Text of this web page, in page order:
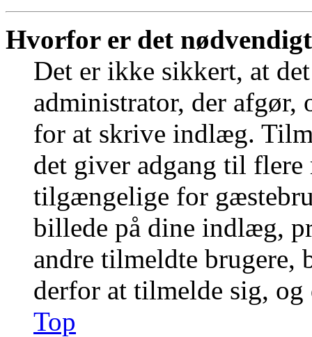
Hvorfor er det
Det er ikke sikkert, at
administrator, der afgør,
for at skrive indlæg.
det giver adgang til
tilgængelige for
billede på dine indlæg,
andre tilmeldte brugere,
derfor at tilmelde sig,
Top